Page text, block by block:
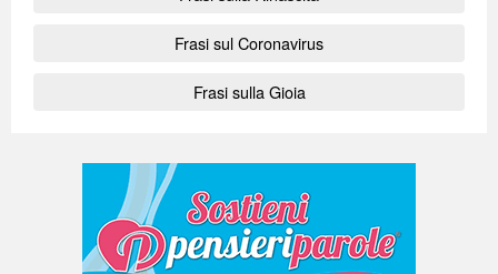
Frasi sul Coronavirus
Frasi sulla Gioia